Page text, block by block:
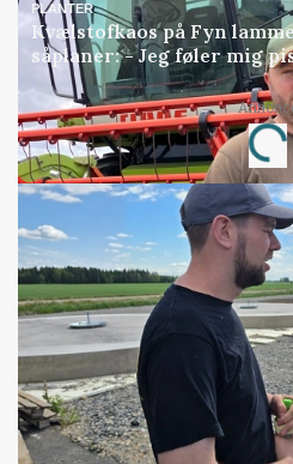
PLANTER
Kvælstofkaos på Fyn
såplaner: - Jeg føler mig